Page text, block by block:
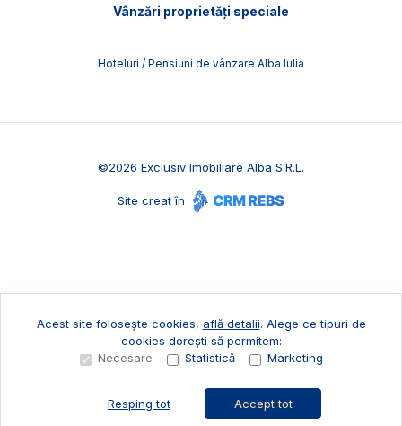
Sună acum Solicită vizionare
Vânzări proprietăți speciale
Hoteluri / Pensiuni de vânzare Alba Iulia
©2026 Exclusiv Imobiliare Alba S.R.L.
Site creat în
Acest site folosește cookies, află detalii. Alege ce tipuri de
cookies dorești să permitem:
Necesare
Statistică Marketing
Resping tot Accept tot